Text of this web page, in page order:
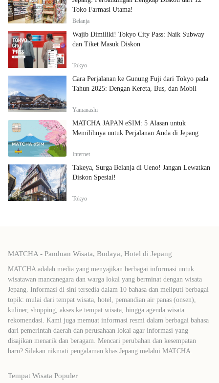
Toko Farmasi Utama!
Belanja
Wajib Dimiliki! Tokyo City Pass: Naik Subway
dan Tiket Masuk Diskon
Tokyo
Cara Perjalanan ke Gunung Fuji dari Tokyo pada
Tahun 2025: Dengan Kereta, Bus, dan Mobil
Yamanashi
MATCHA JAPAN eSIM: 5 Alasan untuk
Memilihnya untuk Perjalanan Anda di Jepang
Internet
Takeya, Surga Belanja di Ueno! Jangan Lewatkan
Diskon Spesial!
Tokyo
MATCHA - Panduan Wisata, Budaya, Hotel di Jepang
MATCHA adalah media yang menyajikan berbagai informasi untuk
wisatawan mancanegara dan warga lokal yang berminat dengan wisata
Jepang. Informasi di sini tersedia dalam 10 bahasa dan meliputi berbagai
topik: mulai dari tempat wisata, hotel, pemandian air panas (onsen),
kuliner, shopping, akses ke tempat wisata, hingga agenda wisata
rekomendasi. Kami juga memuat informasi resmi dalam berbagai bahasa
dari pemerintah daerah dan perusahaan lokal agar informasi yang
disajikan menarik dan beragam. Mencari perubahan dan kesempatan
baru? Silakan nikmati pengalaman khas Jepang melalui MATCHA.
Tempat Wisata Populer